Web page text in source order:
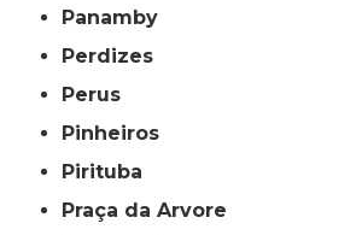
Panamby
Perdizes
Perus
Pinheiros
Pirituba
Praça da Arvore